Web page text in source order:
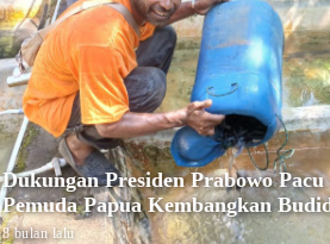
Dukungan Presiden Prabowo Pacu
Pemuda Papua Kembangkan
8 bulan lalu